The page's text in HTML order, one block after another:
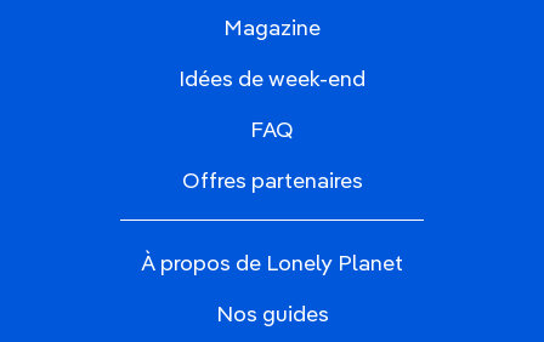
Magazine
Idées de week-end
FAQ
Offres partenaires
À propos de Lonely Planet
Nos guides